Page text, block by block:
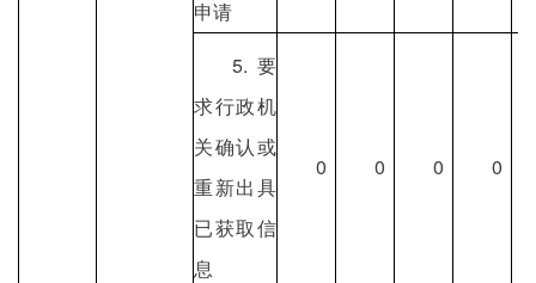
申请
5.要
求行政机
关确认或
重新出具
已获取信
息
0 0 0 0